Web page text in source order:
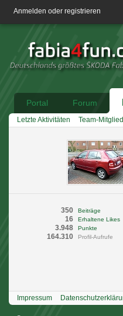
Anmelden oder registrieren
Portal Forum
Letzte Aktivitäten Team-
Beiträge
350
Erhaltene Likes
16
Punkte
3.948
Profil-Aufrufe
164.310
Impressum